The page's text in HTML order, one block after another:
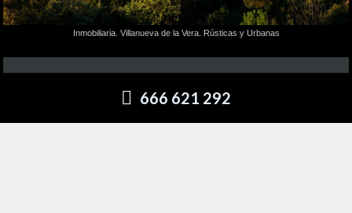
Inmobiliaria. Villanueva de la Vera. Rústicas y Urbanas
666 621 292